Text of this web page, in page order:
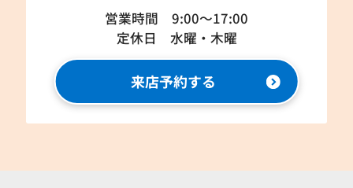
営業時間 9:00～17:00
定休日 水曜・木曜
来店予約する